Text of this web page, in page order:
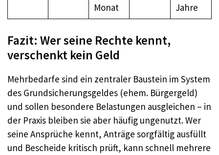
Monat
Jahre
Fazit: Wer seine Rechte kennt,
verschenkt kein Geld
Mehrbedarfe sind ein zentraler Baustein im System
des Grundsicherungsgeldes (ehem. Bürgergeld)
und sollen besondere Belastungen ausgleichen – in
der Praxis bleiben sie aber häufig ungenutzt. Wer
seine Ansprüche kennt, Anträge sorgfältig ausfüllt
und Bescheide kritisch prüft, kann schnell mehrere